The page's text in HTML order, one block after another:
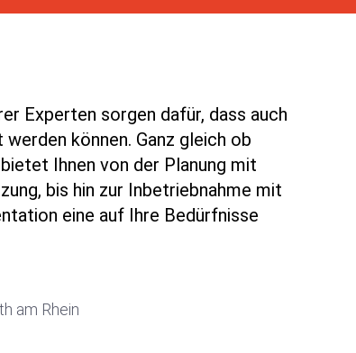
Experten sorgen dafür, dass auch
können. Ganz gleich ob
Ihnen von der Planung mit
bis hin zur Inbetriebnahme mit
eine auf Ihre Bedürfnisse